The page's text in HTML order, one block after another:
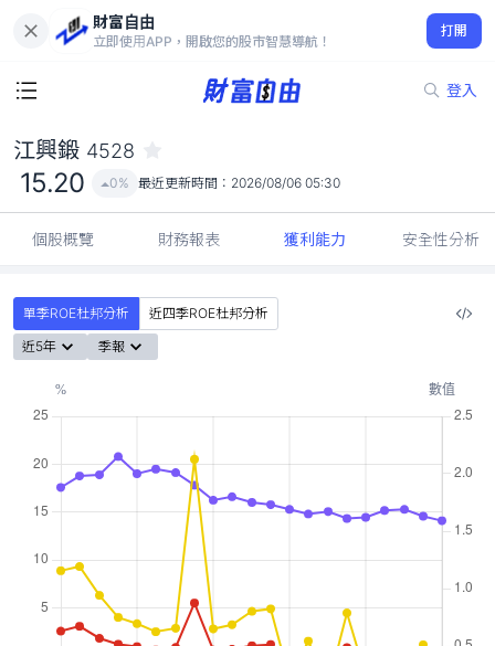
財富自由
立即使用APP，開啟您的股市智慧導航！
打開
登入
15.20
0%
江興鍛 4528
15.20 0% 最近更新時間： 2026/08/06 05:30
個股概覽 財務報表 獲利能力 安全性分析
單季ROE杜邦分析
近四季ROE杜邦分析
近5年
季報